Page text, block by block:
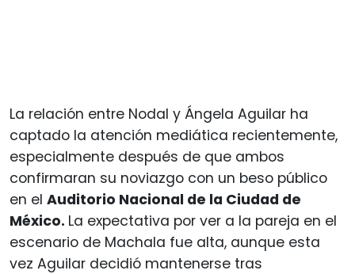
La relación entre Nodal y Ángela Aguilar ha
captado la atención mediática recientemente,
especialmente después de que ambos
confirmaran su noviazgo con un beso público
en el Auditorio Nacional de la Ciudad de
México. La expectativa por ver a la pareja en el
escenario de Machala fue alta, aunque esta
vez Aguilar decidió mantenerse tras